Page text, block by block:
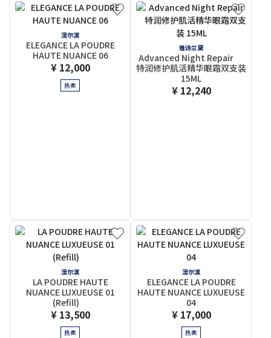
澳尔滨
ELEGANCE LA POUDRE
HAUTE NUANCE 06
¥ 12,000
热卖
雅诗兰黛
Advanced Night Repair
特润修护肌活精华眼霜双支装
15ML
¥ 12,240
澳尔滨
LA POUDRE HAUTE
NUANCE LUXUEUSE 01
(Refill)
¥ 13,500
热卖
澳尔滨
ELEGANCE LA POUDRE
HAUTE NUANCE LUXUEUSE
04
¥ 17,000
热卖